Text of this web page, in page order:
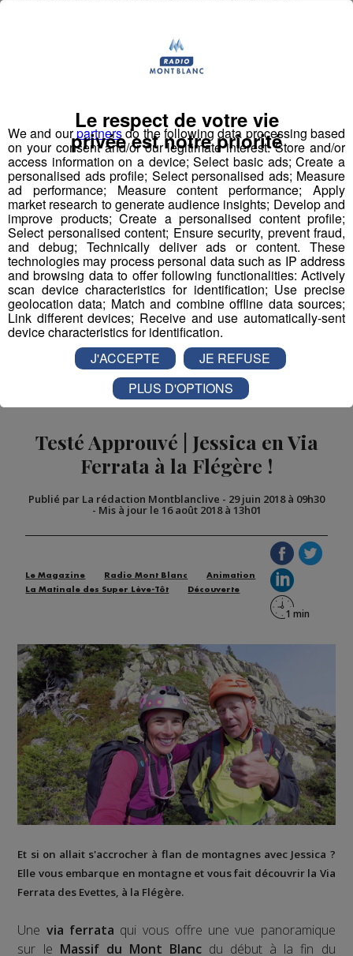
d'agréments, de vérifications ont été nécessaires pour
obtenir l'autorisation d'ouverture au public du premier
Pour la version hivernale, c'est unsaut à l'élastique
en ski!
Partager sur Facebook
Partager sur Twitter
Testé Approuvé | Jessica en Via
Ferrata à la Flégère !
Publié par La rédaction Montblanclive - 29 juin 2018 à 09h30
- Mis à jour le 16 août 2018 à 13h01
Le Magazine Radio Mont Blanc
Animation
La Matinale des Super Lève-Tôt
Découverte
Et si on allait s'accrocher à flan de montagnes avec Jessica ?
Elle vous embarque en montagne et vous fait découvrir la Via
Ferrata des Evettes, à la Flégère.
Une via ferrata qui vous offre une vue panoramique
sur le Massif du Mont Blancdu début à la fin du
We and ourpartnersdo the following data processing based
on your consent and/or our legitimate interest: Store and/or
access information on a device; Select basic ads; Create a
personalised ads profile; Select personalised ads; Measure
ad performance; Measure content performance; Apply
market research to generate audience insights; Develop and
improve products; Create a personalised content profile;
Select personalised content; Ensure security, prevent fraud,
and debug; Technically deliver ads or content. These
technologies may process personal data such as IP address
and browsing data to offer following functionalities: Actively
scan device characteristics for identification; Use precise
geolocation data; Match and combine offline data sources;
Link different devices; Receive and use automatically-sent
device characteristics for identification.
Le respect de votre vie
privée est notre priorité
J'ACCEPTE
JE REFUSE
PLUS D'OPTIONS